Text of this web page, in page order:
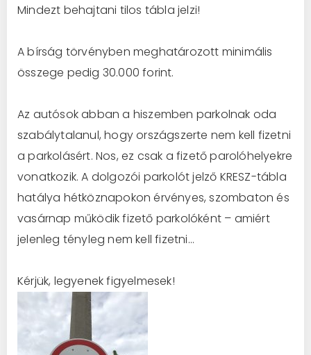
Mindezt behajtani tilos tábla jelzi!
A bírság törvényben meghatározott minimális
összege pedig 30.000 forint.
Az autósok abban a hiszemben parkolnak oda
szabálytalanul, hogy országszerte nem kell fizetni
a parkolásért. Nos, ez csak a fizető parolóhelyekre
vonatkozik. A dolgozói parkolót jelző KRESZ-tábla
hatálya hétköznapokon érvényes, szombaton és
vasárnap működik fizető parkolóként – amiért
jelenleg tényleg nem kell fizetni…
Kérjük, legyenek figyelmesek!